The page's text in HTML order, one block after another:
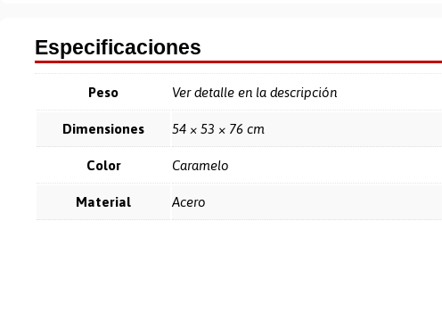
Especificaciones
Peso Ver detalle en la descripción
Dimensiones 54 × 53 × 76 cm
Color Caramelo
Material Acero